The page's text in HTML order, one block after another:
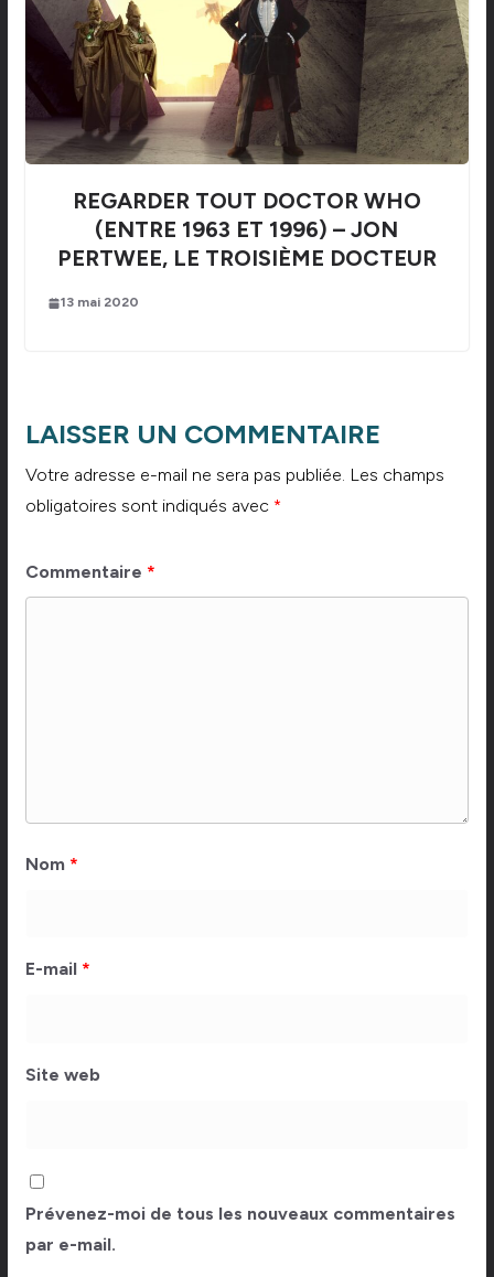
REGARDER TOUT DOCTOR WHO
(ENTRE 1963 ET 1996) – JON
PERTWEE, LE TROISIÈME DOCTEUR
13 mai 2020
LAISSER UN COMMENTAIRE
Votre adresse e-mail ne sera pas publiée. Les champs
obligatoires sont indiqués avec *
Commentaire *
Nom *
E-mail *
Site web
Prévenez-moi de tous les nouveaux commentaires
par e-mail.